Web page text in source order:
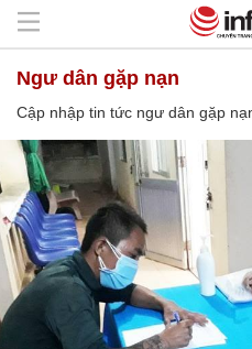
ngư dân gặp nạn
Cập nhập tin tức ngư dân gặp